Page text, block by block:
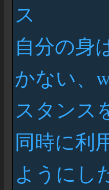
ス
自分の身
かない、
スタンス
同時に利
ようにし